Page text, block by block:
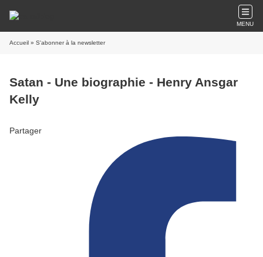
MENU
Accueil » S'abonner à la newsletter
Satan - Une biographie - Henry Ansgar
Kelly
Partager